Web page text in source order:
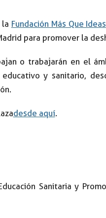
la Fundación Más Que Ideas
para promover la
o trabajarán en el
y sanitario,
desde aquí.
Sanitaria y